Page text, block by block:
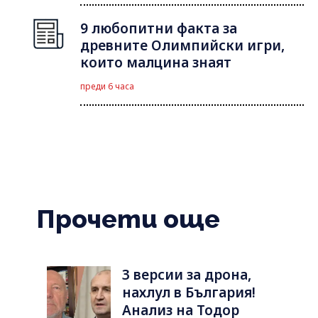
9 любопитни факта за
древните Олимпийски игри,
които малцина знаят
преди 6 часа
Прочети още
3 версии за дрона,
нахлул в България!
Анализ на Тодор